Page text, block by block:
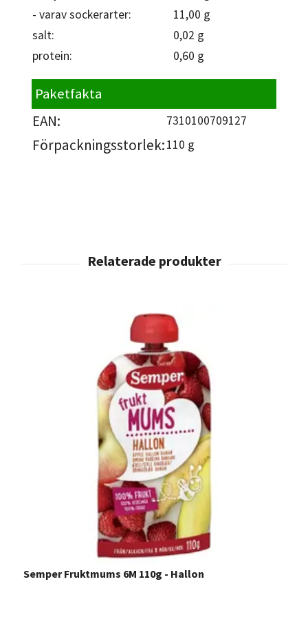
- varav sockerarter:
11,00 g
salt:
0,02 g
protein:
0,60 g
Paketfakta
EAN: 7310100709127
Förpackningsstorlek:110 g
Semper Fruktmums 6M 110g - Hallon